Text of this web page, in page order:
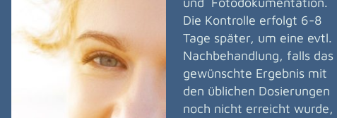
Die Kontrolle erfolgt 6-8
Tage später, um eine evtl.
Nachbehandlung, falls das
gewünschte Ergebnis mit
den üblichen Dosierungen
noch nicht erreicht wurde,